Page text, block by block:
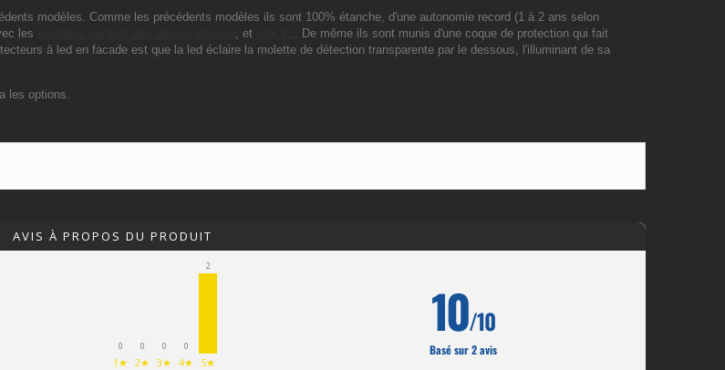
modèles. Comme les précédents modèles ils sont 100% étanche, d'une autonomie record (1 à 2 ans selon
les
, et
. De même ils sont munis d'une coque de protection qui fait
à led en facade est que la led éclaire la molette de détection transparente par le dessous, l'illuminant de sa
les options.
AVIS À PROPOS DU PRODUIT
0
1★
0
2★
0
3★
0
4★
2
5★
10/10
Basé sur 2 avis